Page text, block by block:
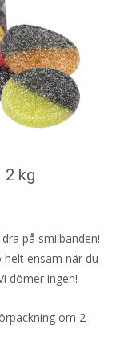
2 kg
på smilbanden!
ensam när du
dömer ingen!
om 2